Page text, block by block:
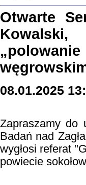
Otwarte
08.01.2025
Zapraszamy do
Badań nad
wygłosi referat
powiecie